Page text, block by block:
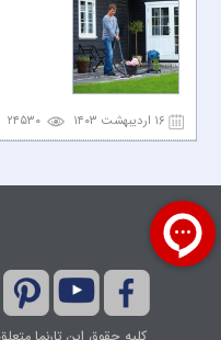
۱۶ اردیبهشت ۱۴۰۳